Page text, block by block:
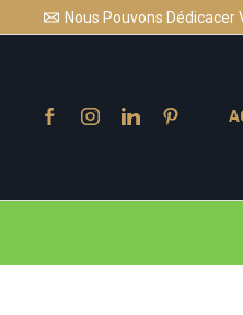
Nous Pouvons Dédicacer